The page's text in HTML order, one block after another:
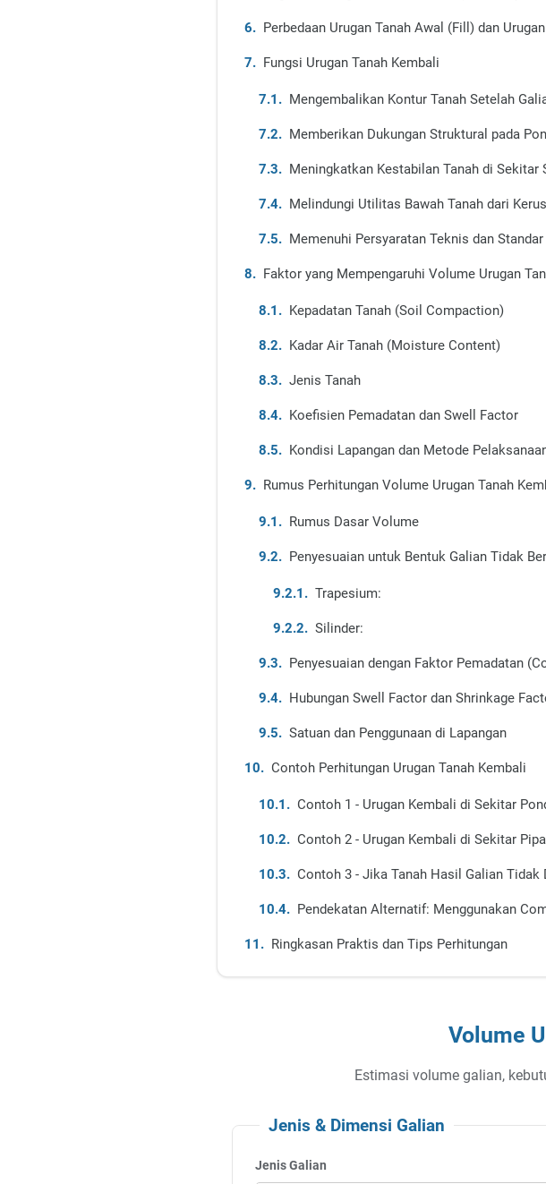
Perbedaan Urugan Tanah Awal (Fill) dan
Fungsi Urugan Tanah Kembali
Mengembalikan Kontur Tanah Setelah
Memberikan Dukungan Struktural pada
Meningkatkan Kestabilan Tanah di Sekitar
Melindungi Utilitas Bawah Tanah dari
Memenuhi Persyaratan Teknis dan
Faktor yang Mempengaruhi Volume Urugan
Kepadatan Tanah (Soil Compaction)
Kadar Air Tanah (Moisture Content)
Jenis Tanah
Koefisien Pemadatan dan Swell Factor
Kondisi Lapangan dan Metode
Rumus Perhitungan Volume Urugan Tanah
Rumus Dasar Volume
Penyesuaian untuk Bentuk Galian Tidak
Trapesium:
Silinder:
Penyesuaian dengan Faktor Pemadatan
Hubungan Swell Factor dan Shrinkage
Satuan dan Penggunaan di Lapangan
Contoh Perhitungan Urugan Tanah Kembali
Contoh 1 - Urugan Kembali di Sekitar
Contoh 2 - Urugan Kembali di Sekitar
Contoh 3 - Jika Tanah Hasil Galian
Pendekatan Alternatif: Menggunakan
Ringkasan Praktis dan Tips Perhitungan
Volume
Estimasi volume galian,
Jenis & Dimensi Galian
Jenis Galian